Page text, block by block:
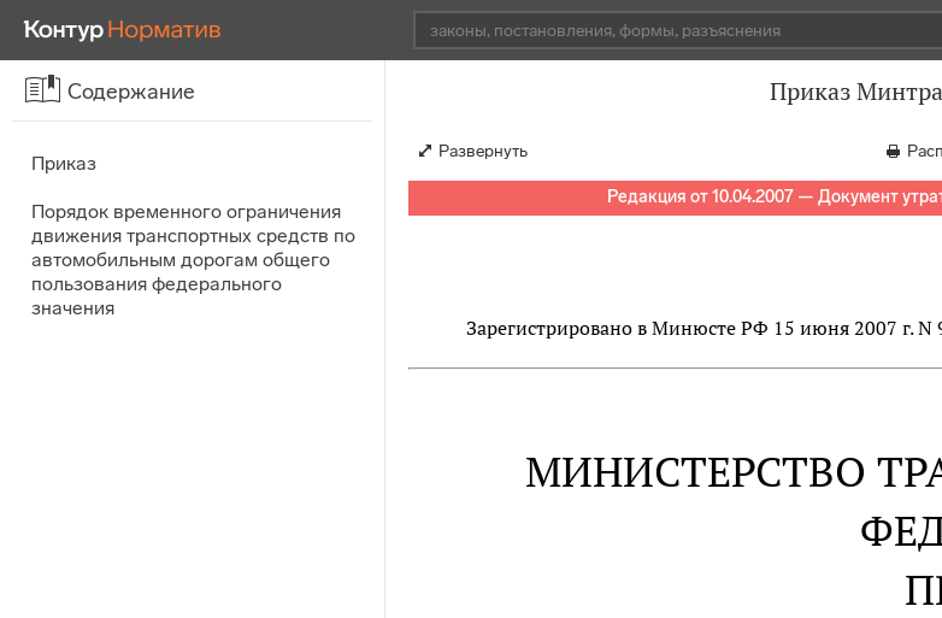
Содержание
Приказ
Порядок временного ограничения
движения транспортных средств по
автомобильным дорогам общего
пользования федерального
значения
Приказ
Развернуть
Редакция от 10.04.2007 — Документ
Зарегистрировано в Минюсте РФ 15 июня 2007 г. N
МИНИСТЕРСТВО